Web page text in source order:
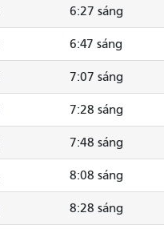
6:27 sáng
6:47 sáng
7:07 sáng
7:28 sáng
7:48 sáng
8:08 sáng
8:28 sáng